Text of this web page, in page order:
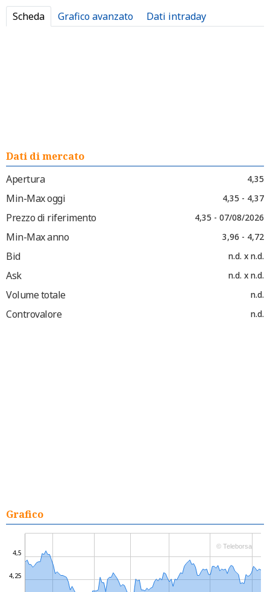
Scheda Grafico avanzato Dati intraday
Dati di mercato
Apertura
4,35
Min-Max oggi 4,35 - 4,37
Prezzo di riferimento 4,35 - 07/08/2026
Min-Max anno 3,96 - 4,72
Bid n.d. x n.d.
Ask n.d. x n.d.
Volume totale n.d.
Controvalore n.d.
Grafico
4,25
4,5
© Teleborsa